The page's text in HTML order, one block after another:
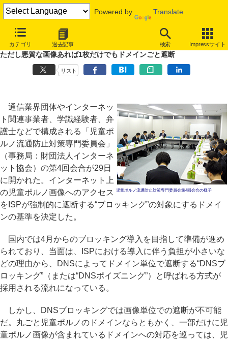
Powered by Translate
カテゴリ 過去記事 検索 Impressサイト
ブロッキングの基準固まる、児童ポルノ流通目的・発信者が同一のドメ
インのみ
ただし悪質な画像あれば1枚だけでもドメインごと遮断
リスト
児童ポルノ流通防止対策専門委員会第4回会合の様子
通信業界団体やインターネッ
ト関連事業者、学識経験者、弁
護士などで構成される「児童ポ
ルノ流通防止対策専門委員会」
（事務局：財団法人インターネ
ット協会）の第4回会合が29日
に開かれた。インターネット上
の児童ポルノ画像へのアクセス
をISPが強制的に遮断する“ブロッキング”の対象にするドメイ
ンの基準を決定した。
国内では4月からのブロッキング導入を目指して準備が進め
られており、当面は、ISPにおける導入に伴う負担が小さいな
どの理由から、DNSによってドメイン単位で遮断する“DNSブ
ロッキング”（または“DNSポイズニング”）と呼ばれる方式が
採用される流れになっている。
しかし、DNSブロッキングでは画像単位での遮断が不可能
だ。丸ごと児童ポルノのドメインならともかく、一部だけに児
童ポルノ画像が含まれているドメインへの対応を巡っては、児